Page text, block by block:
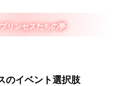
リンセスたちの夢
のイベント選択肢